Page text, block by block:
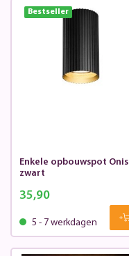
Bestseller
Enkele opbouwspot Onis
zwart
35,90
5 - 7 werkdagen